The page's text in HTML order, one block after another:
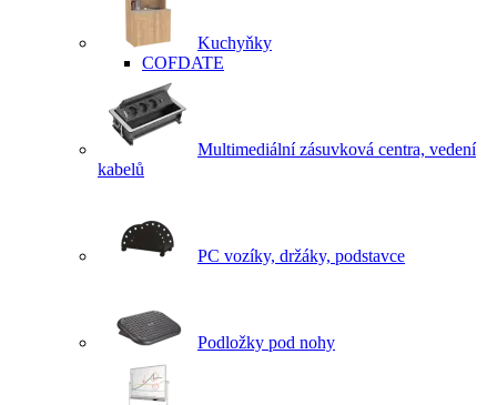
Kuchyňky
COFDATE
Multimediální zásuvková centra, vedení
kabelů
PC vozíky, držáky, podstavce
Podložky pod nohy